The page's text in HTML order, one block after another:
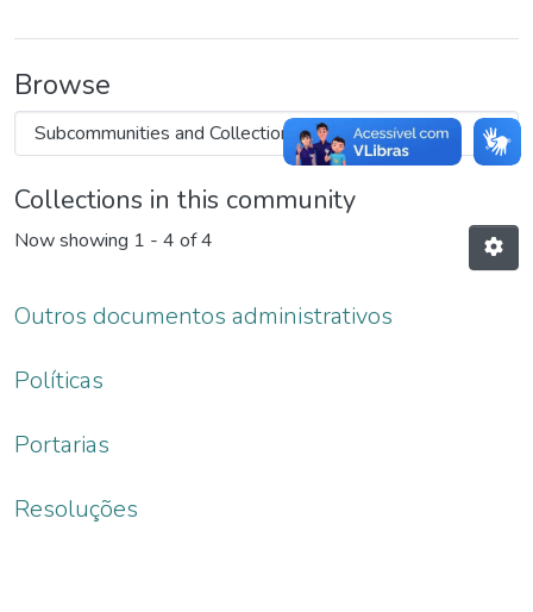
Browse
Collections in this community
Now showing 1 - 4 of 4
Outros documentos administrativos
Políticas
Portarias
Resoluções